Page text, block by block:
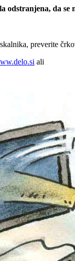
odstranjena, da
preverite
ali